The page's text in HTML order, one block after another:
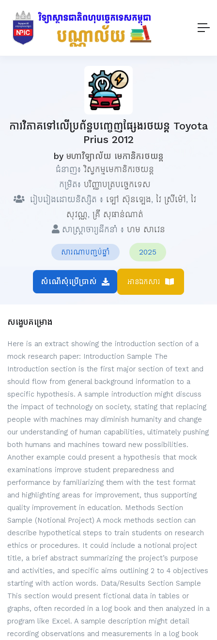
ការវិភាគទៅលើប្រព័ន្ធបញ្ចេញផ្សែងរថយន្ត Toyota
Prius 2012
by មហាវិទ្យាល័យ មេកានិករថយន្ត
ជំនាញ៖វិស្វកម្មមេកានិករថយន្ត
កម្រិត៖ បរិញ្ញាបត្របច្ចេកទេស
រៀបរៀងដោយនិស្សិត ៖ ឡៅ ស៊ុនឡេង, វៃ ស្រីម៉ៅ, វៃ
សុវណ្ណ, គ្រី សុផាន់ណាត់
សាស្ត្រាចារ្យដឹកនាំ ៖ ហម សាវេន
សារណាបញ្ចប់ឆ្នាំ 2025
អានឯកសារ
សង្ខេបគម្រោង
Here is an extract showing the introduction section of a
mock research paper: Introduction Sample The
Introduction section is the first major section of text and
should flow from general background information to a
specific hypothesis. A sample introduction might discuss
the impact of technology on society, stating that replacing
people with machines may diminish humanity and change
our understanding of human capabilities, ultimately pushing
both humans and machines toward new possibilities.
Another example could present a hypothesis that mock
examinations improve student preparedness and
performance by familiarizing them with the test format
and highlighting areas for improvement, thus supporting
quality improvement in education. Methods Section
Sample (Notional Project) A mock methods section can
describe hypothetical steps to train students on research
ethics or procedures. It could include a notional project
title, a brief abstract summarizing the project’s purpose
and activities, and specific aims outlining 2 to 4 objectives
starting with action words. Data/Results Section Sample
This section would present fictional data in tables or
graphs, often recorded in a log book and then analyzed in a
program like Excel. A sample description might detail
recording observations and measurements in a log book